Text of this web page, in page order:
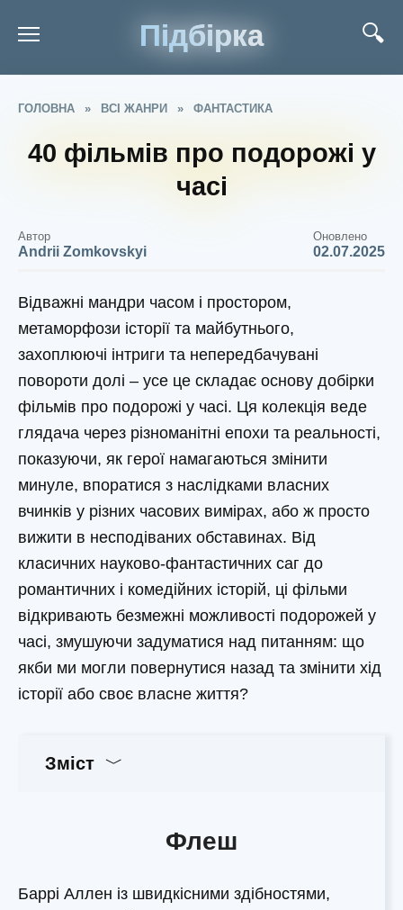
Підбірка
ГОЛОВНА » ВСІ ЖАНРИ » ФАНТАСТИКА
40 фільмів про подорожі у
часі
Автор
Andrii Zomkovskyi
Оновлено
02.07.2025
Відважні мандри часом і простором,
метаморфози історії та майбутнього,
захоплюючі інтриги та непередбачувані
повороти долі – усе це складає основу добірки
фільмів про подорожі у часі. Ця колекція веде
глядача через різноманітні епохи та реальності,
показуючи, як герої намагаються змінити
минуле, впоратися з наслідками власних
вчинків у різних часових вимірах, або ж просто
вижити в несподіваних обставинах. Від
класичних науково-фантастичних саг до
романтичних і комедійних історій, ці фільми
відкривають безмежні можливості подорожей у
часі, змушуючи задуматися над питанням: що
якби ми могли повернутися назад та змінити хід
історії або своє власне життя?
Зміст
Флеш
Баррі Аллен із швидкісними здібностями,